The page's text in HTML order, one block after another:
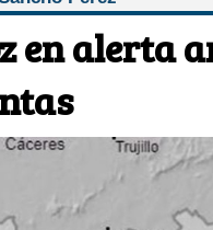
en alerta